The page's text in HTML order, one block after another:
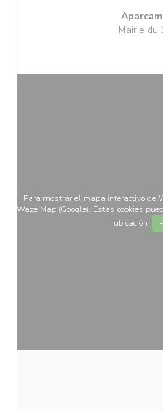
Mairie du
Para mostrar el mapa interactivo de
Waze Map (Google). Estas cookies
ubicación.